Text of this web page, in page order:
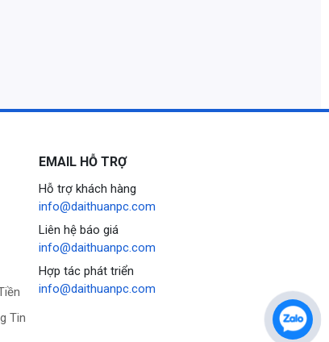
Tin
EMAIL HỖ TRỢ
Hỗ trợ khách hàng
info@daithuanpc.com
Liên hệ báo giá
info@daithuanpc.com
Hợp tác phát triển
info@daithuanpc.com